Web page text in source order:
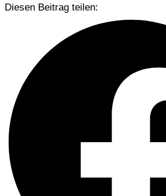
Diesen Beitrag teilen: